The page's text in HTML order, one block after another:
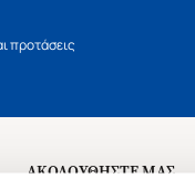
προτάσεις
ΑΚΟΛΟΥΘΗΣΤΕ ΜΑΣ